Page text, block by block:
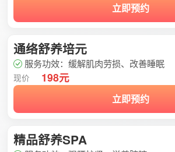
立即预约
通络舒养培元
服务功效：缓解肌肉劳损、改善睡眠
现价 198元
立即预约
精品舒养SPA